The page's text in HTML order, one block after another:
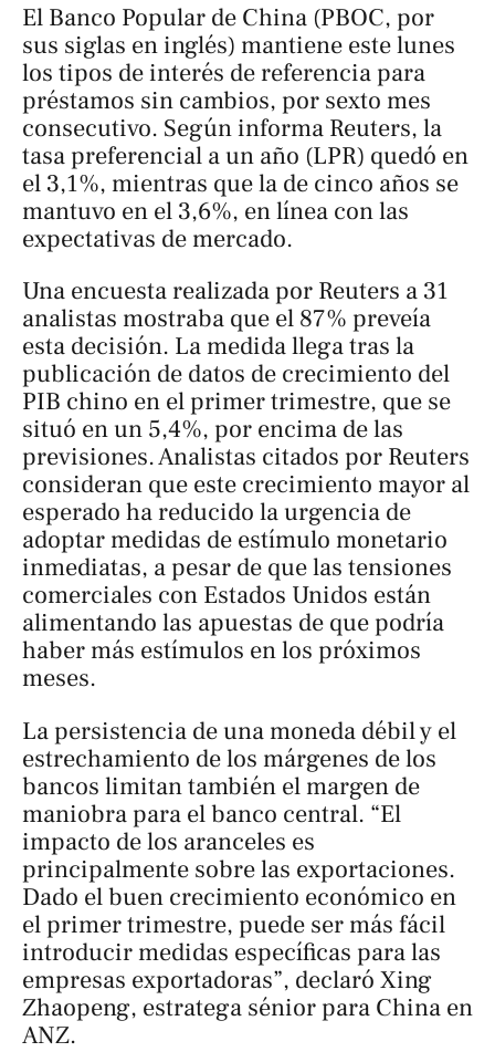
El Banco Popular de China (PBOC, por
sus siglas en inglés) mantiene este lunes
los tipos de interés de referencia para
préstamos sin cambios, por sexto mes
consecutivo. Según informa Reuters, la
tasa preferencial a un año (LPR) quedó en
el 3,1%, mientras que la de cinco años se
mantuvo en el 3,6%, en línea con las
expectativas de mercado.
Una encuesta realizada por Reuters a 31
analistas mostraba que el 87% preveía
esta decisión. La medida llega tras la
publicación de datos de crecimiento del
PIB chino en el primer trimestre, que se
situó en un 5,4%, por encima de las
previsiones. Analistas citados por Reuters
consideran que este crecimiento mayor al
esperado ha reducido la urgencia de
adoptar medidas de estímulo monetario
inmediatas, a pesar de que las tensiones
comerciales con Estados Unidos están
alimentando las apuestas de que podría
haber más estímulos en los próximos
meses.
La persistencia de una moneda débil y el
estrechamiento de los márgenes de los
bancos limitan también el margen de
maniobra para el banco central. “El
impacto de los aranceles es
principalmente sobre las exportaciones.
Dado el buen crecimiento económico en
el primer trimestre, puede ser más fácil
introducir medidas específicas para las
empresas exportadoras”, declaró Xing
Zhaopeng, estratega sénior para China en
ANZ.